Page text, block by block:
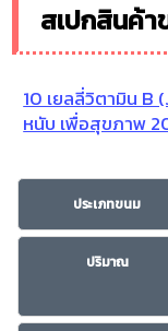
สเปกสินค้า
10 เยลลี่วิตามิน B
หนับ เพื่อสุขภาพ
ประเภทขนม
ปริมาณ